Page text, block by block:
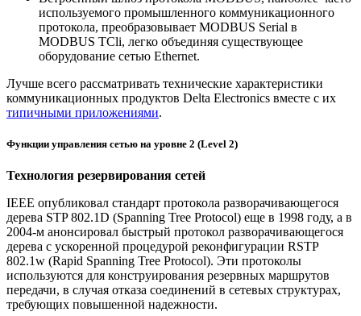
используемого промышленного коммуникационного
протокола, преобразовывает MODBUS Serial в
MODBUS TCli, легко объединяя существующее
оборудование сетью Ethernet.
Лучше всего рассматривать технические характеристики
коммуникационных продуктов Delta Electronics вместе с их
типичными приложениями.
Функции управления сетью на уровне 2 (Level 2)
Технология резервирования сетей
IEEE опубликовал стандарт протокола разворачивающегося
дерева STP 802.1D (Spanning Tree Protocol) еще в 1998 году, а в
2004-м анонсировал быстрый протокол разворачивающегося
дерева с ускоренной процедурой реконфигурации RSTP
802.1w (Rapid Spanning Tree Protocol). Эти протоколы
используются для конструирования резервных маршрутов
передачи, в случая отказа соединений в сетевых структурах,
требующих повышенной надежности.